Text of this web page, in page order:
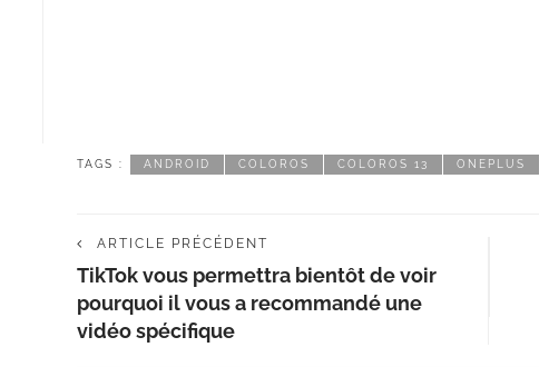
TAGS : ANDROID COLOROS COLOROS 13 ONEPLUS
ARTICLE PRÉCÉDENT
TikTok vous permettra bientôt de voir
pourquoi il vous a recommandé une
vidéo spécifique